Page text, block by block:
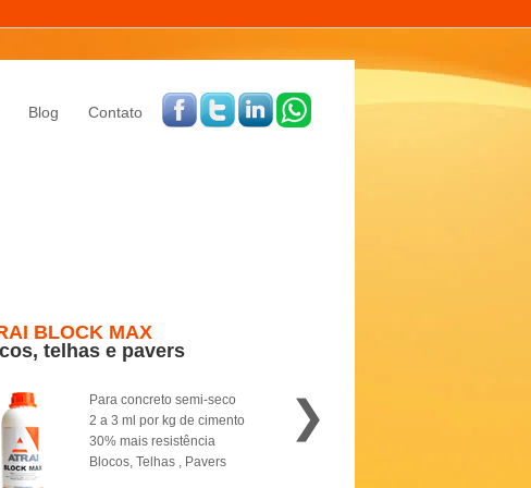
Blog Contato
BLOCK MAX
telhas e pavers
Para concreto semi-seco
2 a 3 ml por kg de cimento
30% mais resistência
Blocos, Telhas , Pavers
❯